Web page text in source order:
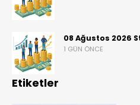
08 Ağustos 2026
1 GÜN ÖNCE
Etiketler